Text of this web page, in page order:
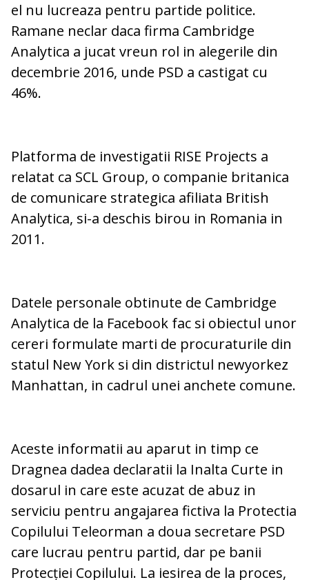
el nu lucreaza pentru partide politice.
Ramane neclar daca firma Cambridge
Analytica a jucat vreun rol in alegerile din
decembrie 2016, unde PSD a castigat cu
46%.
Platforma de investigatii RISE Projects a
relatat ca SCL Group, o companie britanica
de comunicare strategica afiliata British
Analytica, si-a deschis birou in Romania in
2011.
Datele personale obtinute de Cambridge
Analytica de la Facebook fac si obiectul unor
cereri formulate marti de procuraturile din
statul New York si din districtul newyorkez
Manhattan, in cadrul unei anchete comune.
Aceste informatii au aparut in timp ce
Dragnea dadea declaratii la Inalta Curte in
dosarul in care este acuzat de abuz in
serviciu pentru angajarea fictiva la Protectia
Copilului Teleorman a doua secretare PSD
care lucrau pentru partid, dar pe banii
Protecției Copilului. La iesirea de la proces,